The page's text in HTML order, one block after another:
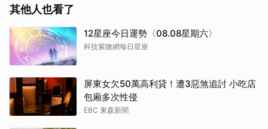
其他人也看了
12星座今日運勢〈08.08星期六〉
科技紫微網每日星座
屏東女欠50萬高利貸！遭3惡煞追討 小吃店
包廂多次性侵
EBC 東森新聞